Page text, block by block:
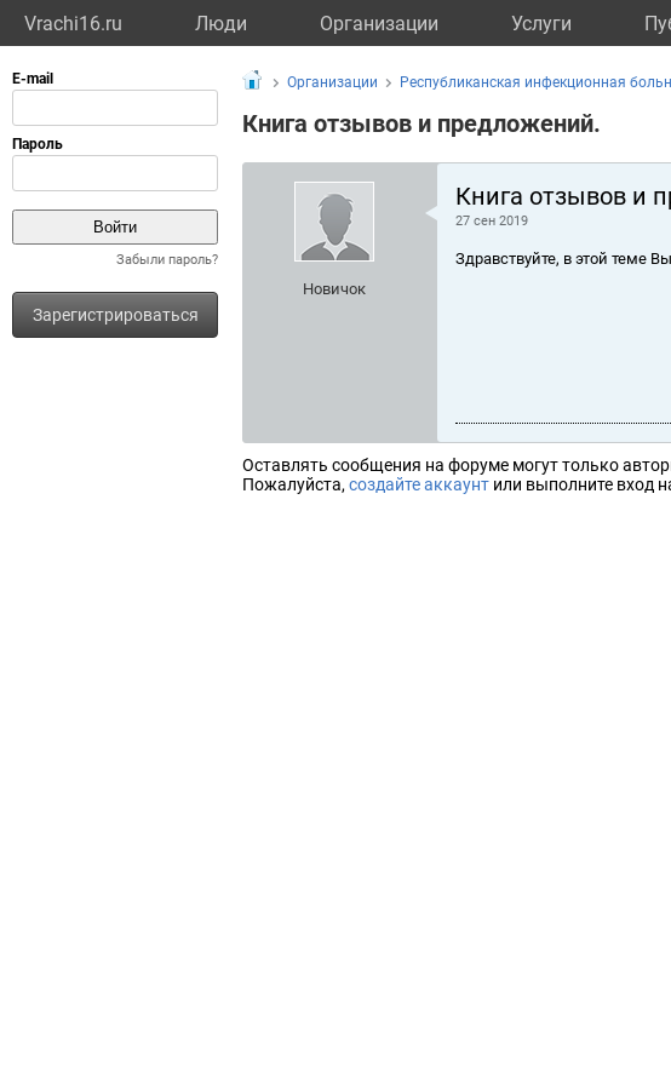
Vrachi16.ru Люди Организации Услуги
Забыли пароль?
Зарегистрироваться
Организации Республиканская инфекционная
Книга отзывов и предложений.
Новичок
Книга отзывов и
27 сен 2019
Здравствуйте, в этой теме
Оставлять сообщения на форуме могут только
Пожалуйста, создайте аккаунт или выполните вход